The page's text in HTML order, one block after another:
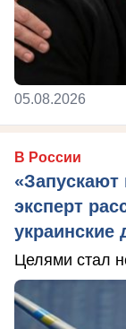
05.08.2026
В России
эксперт
Целями стал